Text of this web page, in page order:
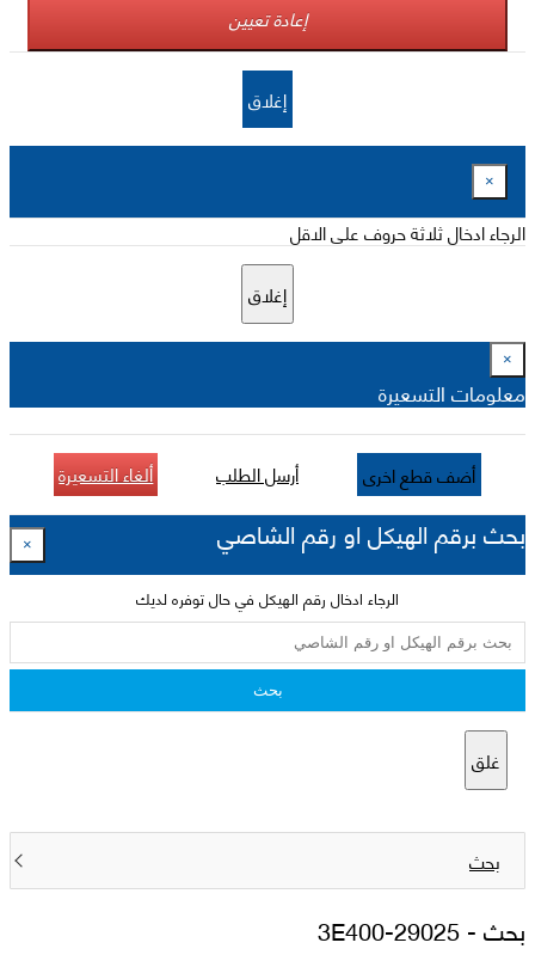
إعادة تعيين
إغلاق
×
الرجاء ادخال ثلاثة حروف على الاقل
إغلاق
×
معلومات التسعيرة
أضف قطع اخرى أرسل الطلب ألغاء التسعيرة
بحث برقم الهيكل او رقم الشاصي ×
الرجاء ادخال رقم الهيكل في حال توفره لديك
بحث
غلق
بحث
بحث -29025-3E400